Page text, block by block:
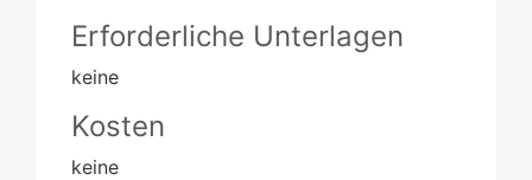
Erforderliche Unterlagen
keine
Kosten
keine